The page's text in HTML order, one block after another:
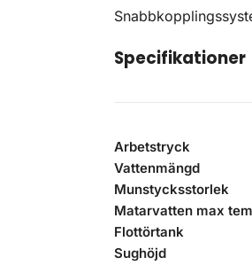
Specifikationer
Arbetstryck
Vattenmängd
Munstycksstorlek
Matarvatten max
Flottörtank
Sughöjd